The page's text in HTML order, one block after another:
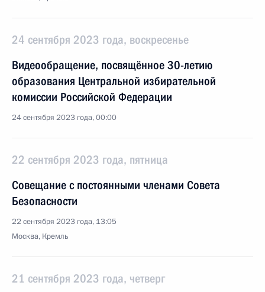
24 сентября 2023 года, воскресенье
Видеообращение, посвящённое 30-летию
образования Центральной избирательной
комиссии Российской Федерации
24 сентября 2023 года, 00:00
22 сентября 2023 года, пятница
Совещание с постоянными членами Совета
Безопасности
22 сентября 2023 года, 13:05
Москва, Кремль
21 сентября 2023 года, четверг